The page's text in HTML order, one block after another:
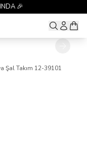
🎉
Şal Takım 12-39101